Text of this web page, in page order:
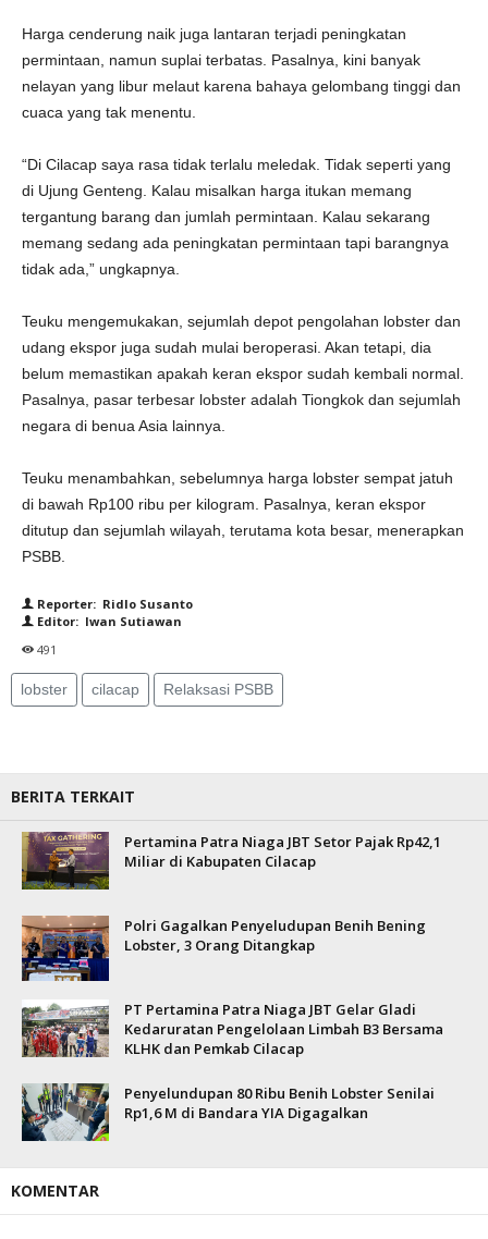
Harga cenderung naik juga lantaran terjadi peningkatan
permintaan, namun suplai terbatas. Pasalnya, kini banyak
nelayan yang libur melaut karena bahaya gelombang tinggi dan
cuaca yang tak menentu.
“Di Cilacap saya rasa tidak terlalu meledak. Tidak seperti yang
di Ujung Genteng. Kalau misalkan harga itukan memang
tergantung barang dan jumlah permintaan. Kalau sekarang
memang sedang ada peningkatan permintaan tapi barangnya
tidak ada,” ungkapnya.
Teuku mengemukakan, sejumlah depot pengolahan lobster dan
udang ekspor juga sudah mulai beroperasi. Akan tetapi, dia
belum memastikan apakah keran ekspor sudah kembali normal.
Pasalnya, pasar terbesar lobster adalah Tiongkok dan sejumlah
negara di benua Asia lainnya.
Teuku menambahkan, sebelumnya harga lobster sempat jatuh
di bawah Rp100 ribu per kilogram. Pasalnya, keran ekspor
ditutup dan sejumlah wilayah, terutama kota besar, menerapkan
PSBB.
Reporter: Ridlo Susanto
Editor: Iwan Sutiawan
491
lobster cilacap Relaksasi PSBB
BERITA TERKAIT
Pertamina Patra Niaga JBT Setor Pajak Rp42,1
Miliar di Kabupaten Cilacap
Polri Gagalkan Penyeludupan Benih Bening
Lobster, 3 Orang Ditangkap
PT Pertamina Patra Niaga JBT Gelar Gladi
Kedaruratan Pengelolaan Limbah B3 Bersama
KLHK dan Pemkab Cilacap
Penyelundupan 80 Ribu Benih Lobster Senilai
Rp1,6 M di Bandara YIA Digagalkan
KOMENTAR